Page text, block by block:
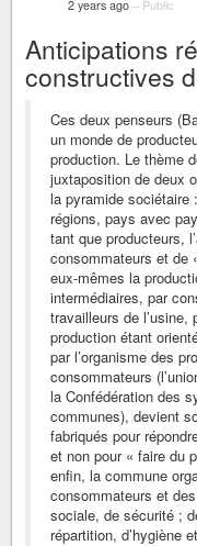
2 years ago – Public
Anticipations
constructives
Ces deux penseurs
un monde de
production. Le thème
juxtaposition de deux
la pyramide
régions, pays avec
tant que producteurs,
consommateurs et de
eux-mêmes la
intermédiaires, par
travailleurs de
production étant
par l’organisme des
consommateurs
la Confédération des
communes), devient
fabriqués pour
et non pour « faire du
enfin, la commune
consommateurs et
sociale, de sécurité ;
répartition, d’hygiène